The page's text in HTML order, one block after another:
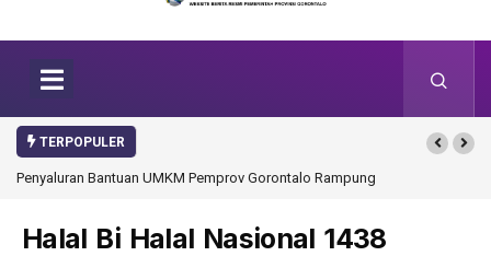
TERPOPULER
Penyaluran Bantuan UMKM Pemprov Gorontalo Rampung
Halal Bi Halal Nasional 1438